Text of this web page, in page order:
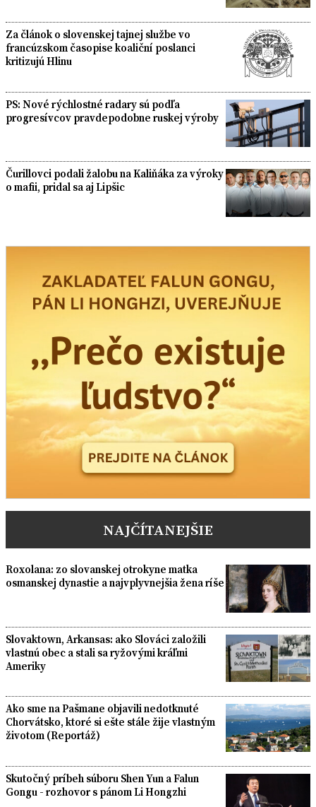
Za článok o slovenskej tajnej službe vo
francúzskom časopise koaliční poslanci
kritizujú Hlinu
PS: Nové rýchlostné radary sú podľa
progresívcov pravdepodobne ruskej výroby
Čurillovci podali žalobu na Kaliňáka za výroky
o mafii, pridal sa aj Lipšic
NAJČÍTANEJŠIE
Roxolana: zo slovanskej otrokyne matka
osmanskej dynastie a najvplyvnejšia žena ríše
Slovaktown, Arkansas: ako Slováci založili
vlastnú obec a stali sa ryžovými kráľmi
Ameriky
Ako sme na Pašmane objavili nedotknuté
Chorvátsko, ktoré si ešte stále žije vlastným
životom (Reportáž)
Skutočný príbeh súboru Shen Yun a Falun
Gongu - rozhovor s pánom Li Hongzhi